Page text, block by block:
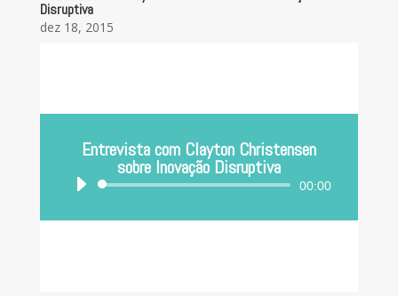
Disruptiva
dez 18, 2015
Entrevista com Clayton Christensen
sobre Inovação Disruptiva
Tocador
áudio
00:00